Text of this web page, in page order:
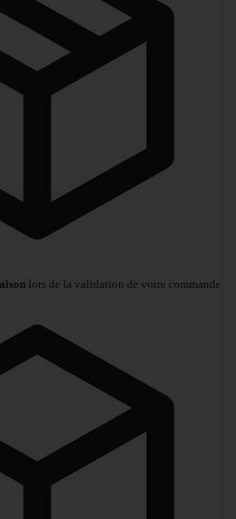
lors de la validation de votre commande